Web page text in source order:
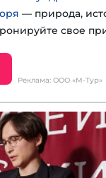
— природа,
свое
Реклама: ООО «М-Тур»